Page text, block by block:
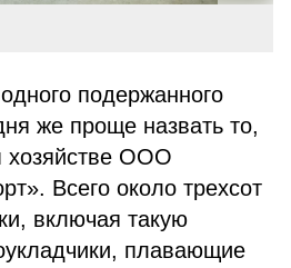
подержанного
же проще назвать то,
хозяйстве ООО
Всего около трехсот
включая такую
плавающие